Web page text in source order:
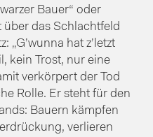
Bauer“ oder
über das Schlachtfeld
„G’wunna hat z’letzt
kein Trost, nur eine
verkörpert der Tod
Rolle. Er steht für den
Bauern kämpfen
verlieren